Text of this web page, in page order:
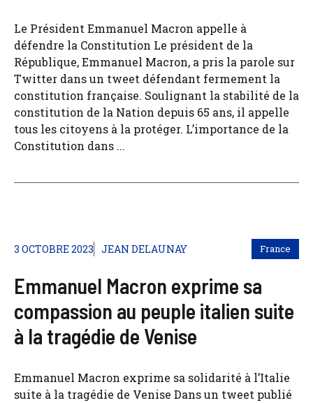
Le Président Emmanuel Macron appelle à
défendre la Constitution Le président de la
République, Emmanuel Macron, a pris la parole sur
Twitter dans un tweet défendant fermement la
constitution française. Soulignant la stabilité de la
constitution de la Nation depuis 65 ans, il appelle
tous les citoyens à la protéger. L’importance de la
Constitution dans ...
3 OCTOBRE 2023 JEAN DELAUNAY France
Emmanuel Macron exprime sa
compassion au peuple italien suite
à la tragédie de Venise
Emmanuel Macron exprime sa solidarité à l’Italie
suite à la tragédie de Venise Dans un tweet publié